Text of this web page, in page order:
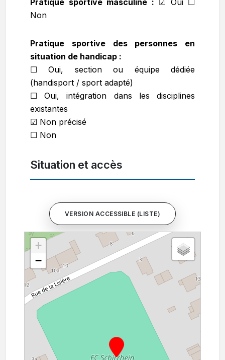
Pratique sportive masculine : ☑ Oui ☐
Non
Pratique sportive des personnes en
situation de handicap :
☐ Oui, section ou équipe dédiée
(handisport / sport adapté)
☐ Oui, intégration dans les disciplines
existantes
☑ Non précisé
☐ Non
Situation et accès
VERSION ACCESSIBLE (LISTE)
+
−